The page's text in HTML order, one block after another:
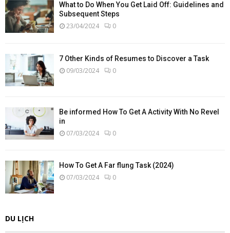
What to Do When You Get Laid Off: Guidelines and
Subsequent Steps
23/04/2024 0
7 Other Kinds of Resumes to Discover a Task
09/03/2024 0
Be informed How To Get A Activity With No Revel
in
07/03/2024 0
How To Get A Far flung Task (2024)
07/03/2024 0
DU LỊCH